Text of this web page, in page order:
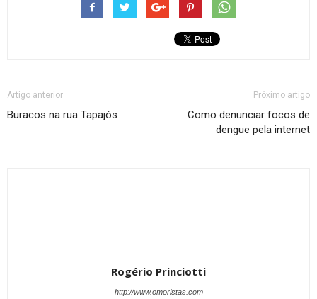
Artigo anterior
Buracos na rua Tapajós
Próximo artigo
Como denunciar focos de
dengue pela internet
Rogério Princiotti
http://www.omoristas.com